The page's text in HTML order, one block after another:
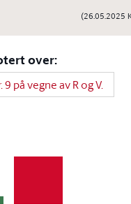
(26.05.2025
over:
9 på vegne av R og V.